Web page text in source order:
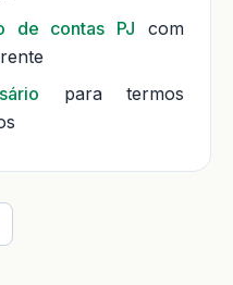
de contas PJ com
para termos